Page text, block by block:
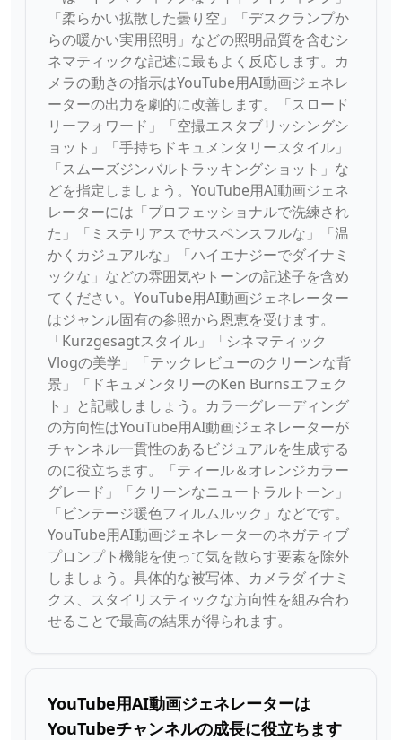
「柔らかい拡散した曇り空」「デスクランプか
らの暖かい実用照明」などの照明品質を含むシ
ネマティックな記述に最もよく反応します。カ
メラの動きの指示はYouTube用AI動画ジェネレ
ーターの出力を劇的に改善します。「スロード
リーフォワード」「空撮エスタブリッシングシ
ョット」「手持ちドキュメンタリースタイル」
「スムーズジンバルトラッキングショット」な
どを指定しましょう。YouTube用AI動画ジェネ
レーターには「プロフェッショナルで洗練され
た」「ミステリアスでサスペンスフルな」「温
かくカジュアルな」「ハイエナジーでダイナミ
ックな」などの雰囲気やトーンの記述子を含め
てください。YouTube用AI動画ジェネレーター
はジャンル固有の参照から恩恵を受けます。
「Kurzgesagtスタイル」「シネマティック
Vlogの美学」「テックレビューのクリーンな背
景」「ドキュメンタリーのKen Burnsエフェク
ト」と記載しましょう。カラーグレーディング
の方向性はYouTube用AI動画ジェネレーターが
チャンネル一貫性のあるビジュアルを生成する
のに役立ちます。「ティール＆オレンジカラー
グレード」「クリーンなニュートラルトーン」
「ビンテージ暖色フィルムルック」などです。
YouTube用AI動画ジェネレーターのネガティブ
プロンプト機能を使って気を散らす要素を除外
しましょう。具体的な被写体、カメラダイナミ
クス、スタイリスティックな方向性を組み合わ
せることで最高の結果が得られます。
YouTube用AI動画ジェネレーターは
YouTubeチャンネルの成長に役立ちます